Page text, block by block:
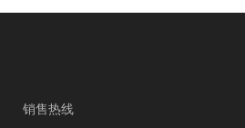
销售热线